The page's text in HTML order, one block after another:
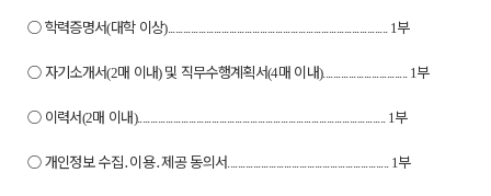
○학력증명서(대학 이상)...................................................................................... 1부
○ 자기소개서(2매 이내) 및 직무수행계획서(4매 이내)................................. 1부
○ 이력서(2매 이내)................................................................................................. 1부
○개인정보 수집․이용․제공 동의서............................................................... 1부